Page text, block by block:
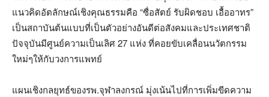
แนวคิดอัตลักษณ์เชิงคุณธรรมคือ “ซื่อสัตย์ รับผิดชอบ เอื้ออาทร”
เป็นสถาบันต้นแบบที่เป็นตัวอย่างอันดีต่อสังคมและประเทศชาติ
ปัจจุบันมีศูนย์ความเป็นเลิศ 27 แห่ง ที่คอยขับเคลื่อนนวัตกรรม
ใหม่ๆให้กับวงการแพทย์
แผนเชิงกลยุทธ์ของรพ.จุฬาลงกรณ์ มุ่งเน้นไปที่การเพิ่มขีดความ